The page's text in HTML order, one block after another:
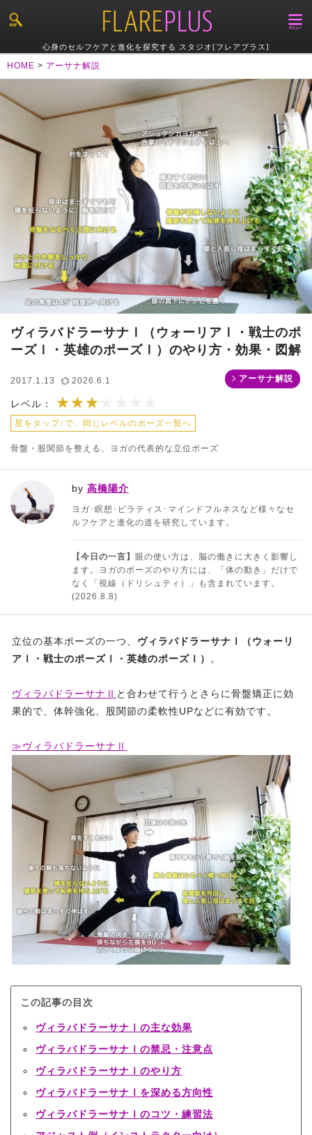
心身のセルフケアと進化を探究する スタジオ[フレアプラス]
HOME > アーサナ解説
ヴィラバドラーサナⅠ（ウォーリアⅠ・戦士のポ
ーズⅠ・英雄のポーズⅠ）のやり方・効果・図解
2017.1.13 2026.6.1 アーサナ解説
レベル： ★★★
★★★★★★★
星をタップ↑で、同じレベルのポーズ一覧へ
骨盤・股関節を整える、ヨガの代表的な立位ポーズ
by 高橋陽介
ヨガ･瞑想･ピラティス･マインドフルネスなど様々なセ
ルフケアと進化の道を研究しています。
【今日の一言】 眼の使い方は、脳の働きに大きく影響し
ます。ヨガのポーズのやり方には、「体の動き」だけで
なく「視線（ドリシュティ）」も含まれています。
(2026.8.8)
立位の基本ポーズの一つ、 ヴィラバドラーサナⅠ（ウォーリ
アⅠ・戦士のポーズⅠ・英雄のポーズⅠ）
。
ヴィラバドラーサナⅡ と合わせて行うとさらに骨盤矯正に効
果的で、体幹強化、股関節の柔軟性UPなどに有効です。
≫ヴィラバドラーサナⅡ
この記事の目次
ヴィラバドラーサナⅠの主な効果
ヴィラバドラーサナⅠの禁忌・注意点
ヴィラバドラーサナⅠのやり方
ヴィラバドラーサナⅠを深める方向性
ヴィラバドラーサナⅠのコツ・練習法